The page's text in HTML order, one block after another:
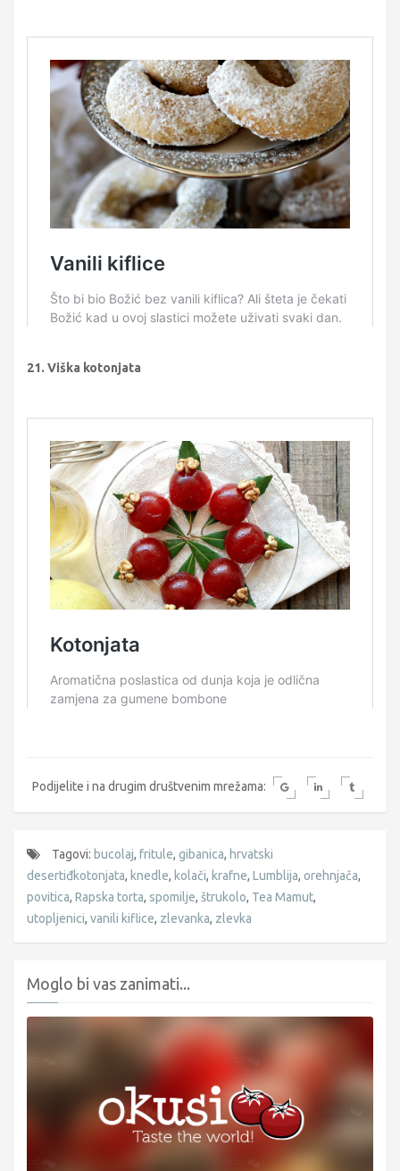
21. Viška kotonjata
Podijelite i na drugim društvenim mrežama:
Tagovi: bucolaj, fritule, gibanica, hrvatski
desertiđkotonjata, knedle, kolači, krafne, Lumblija, orehnjača,
povitica, Rapska torta, spomilje, štrukolo, Tea Mamut,
utopljenici, vanili kiflice, zlevanka, zlevka
Moglo bi vas zanimati...